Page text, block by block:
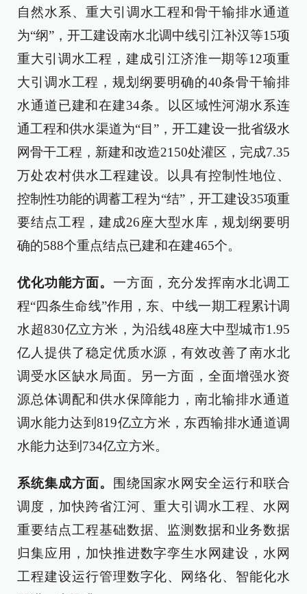
自然水系、重大引调水工程和骨干输排水通道
为“纲”，开工建设南水北调中线引江补汉等15项
重大引调水工程，建成引江济淮一期等12项重
大引调水工程，规划纲要明确的40条骨干输排
水通道已建和在建34条。以区域性河湖水系连
通工程和供水渠道为“目”，开工建设一批省级水
网骨干工程，新建和改造2150处灌区，完成7.35
万处农村供水工程建设。以具有控制性地位、
控制性功能的调蓄工程为“结”，开工建设35项重
要结点工程，建成26座大型水库，规划纲要明
确的588个重点结点已建和在建465个。
优化功能方面。 一方面，充分发挥南水北调工
程“四条生命线”作用，东、中线一期工程累计调
水超830亿立方米，为沿线48座大中型城市1.95
亿人提供了稳定优质水源，有效改善了南水北
调受水区缺水局面。另一方面，全面增强水资
源总体调配和供水保障能力，南北输排水通道
调水能力达到819亿立方米，东西输排水通道调
水能力达到734亿立方米。
系统集成方面。
围绕国家水网安全运行和联合
调度，加快跨省江河、重大引调水工程、水网
重要结点工程基础数据、监测数据和业务数据
归集应用，加快推进数字孪生水网建设，水网
工程建设运行管理数字化、网络化、智能化水